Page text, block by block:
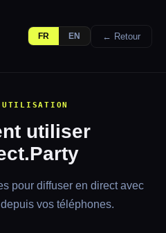
FR EN ← Retour
utiliser
pour diffuser en direct avec
vos téléphones.